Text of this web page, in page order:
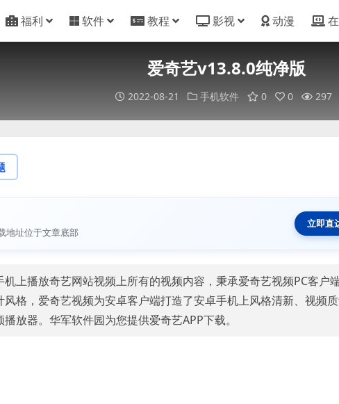
福利 软件 教程 影视 动漫
爱奇艺v13.8.0纯净版
2022-08-21 手机软件 0 0 297
地址位于文章底部
立即直
上播放奇艺网站视频上所有的视频内容，秉承爱奇艺视频PC客户
格，爱奇艺视频为安卓客户端打造了安卓手机上风格清新、视频质
放器。华军软件园为您提供爱奇艺APP下载。